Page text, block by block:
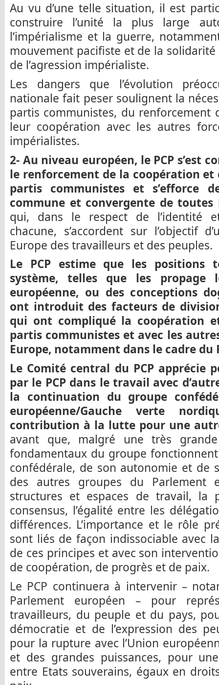
Au vu d’une telle situation, il est
construire l’unité la plus large
l’impérialisme et la guerre,
mouvement pacifiste et de la
de l’agression impérialiste.
Les dangers que l’évolution
nationale fait peser soulignent la
partis communistes, du renforcement
leur coopération avec les autres
impérialistes.
2- Au niveau européen, le PCP s’est
le renforcement de la coopération
partis communistes et s’efforce
commune et convergente de toutes
qui, dans le respect de l’identité
chacune, s’accordent sur l’objectif
Europe des travailleurs et des peuples.
Le PCP estime que les positions
système, telles que les
européenne, ou des conceptions
ont introduit des facteurs de
qui ont compliqué la coopération
partis communistes et avec les
Europe, notamment dans le cadre du
Le Comité central du PCP apprécie
par le PCP dans le travail avec
la continuation du groupe
européenne/Gauche verte
contribution à la lutte pour une
avant que, malgré une très
fondamentaux du groupe
confédérale, de son autonomie et de
des autres groupes du Parlement
structures et espaces de travail, la
consensus, l’égalité entre les
différences. L’importance et le rôle
sont liés de façon indissociable avec
de ces principes et avec son
de coopération, de progrès et de paix.
Le PCP continuera à intervenir –
Parlement européen – pour
travailleurs, du peuple et du pays,
démocratie et de l’expression des
pour la rupture avec l’Union
et des grandes puissances, pour
entre Etats souverains, égaux en